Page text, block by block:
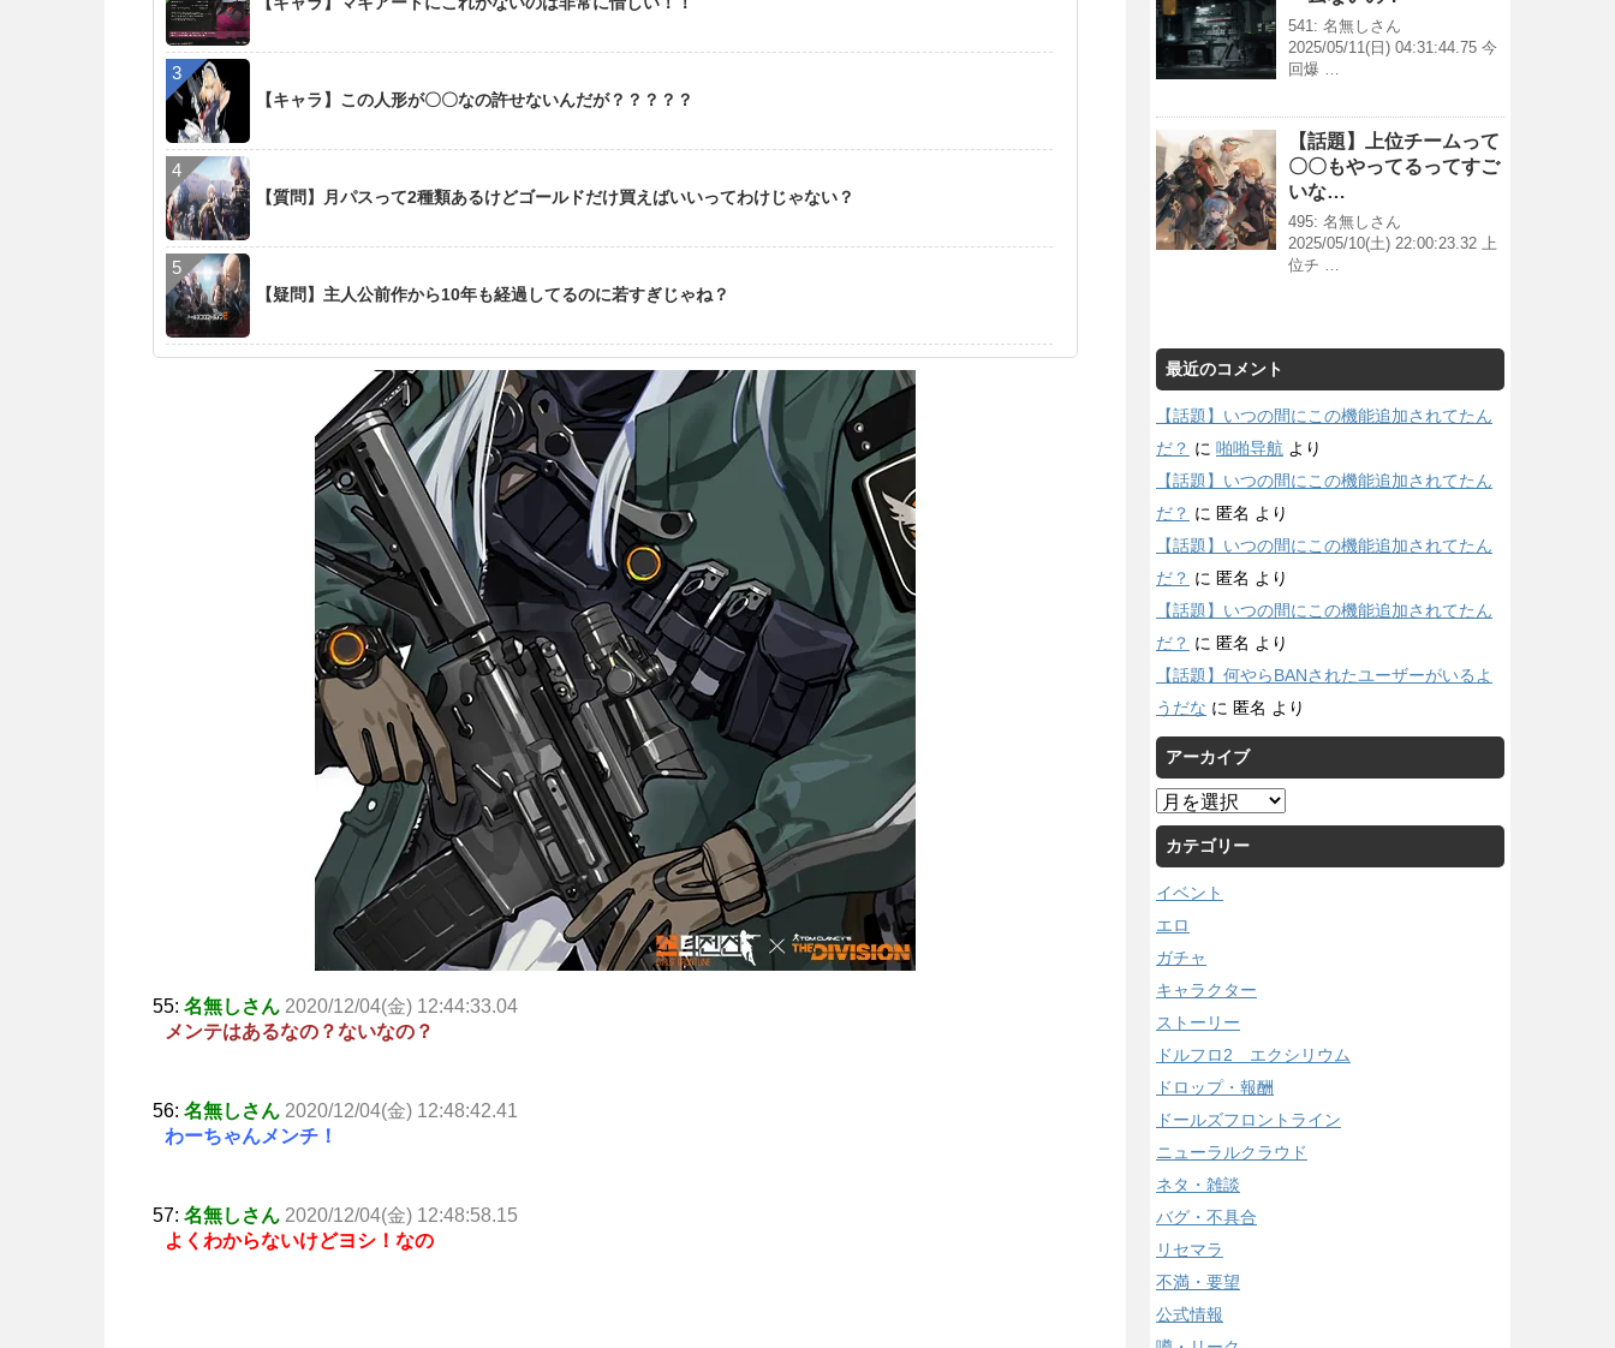
【キャラ】この人形が〇〇なの許せないんだが？？？？？
【質問】月パスって2種類あるけどゴールドだけ買えばいいってわけじゃない？
【疑問】主人公前作から10年も経過してるのに若すぎじゃね？
55: 名無しさん 2020/12/04(金) 12:44:33.04
メンテはあるなの？ないなの？
56: 名無しさん 2020/12/04(金) 12:48:42.41
わーちゃんメンチ！
57: 名無しさん 2020/12/04(金) 12:48:58.15
よくわからないけどヨシ！なの
541: 名無しさん
2025/05/11(日) 04:31:44.75 今
回爆 …
【話題】上位チームって
〇〇もやってるってすご
いな…
495: 名無しさん
2025/05/10(土) 22:00:23.32 上
位チ …
最近のコメント
【話題】いつの間にこの機能追加されてたん
だ？ に 啪啪导航 より
【話題】いつの間にこの機能追加されてたん
だ？ に 匿名 より
【話題】いつの間にこの機能追加されてたん
だ？ に 匿名 より
【話題】いつの間にこの機能追加されてたん
だ？ に 匿名 より
【話題】何やらBANされたユーザーがいるよ
うだな に 匿名 より
アーカイブ
ア
ー
カ
イ
ブ
カテゴリー
イベント
エロ
ガチャ
キャラクター
ストーリー
ドルフロ2 エクシリウム
ドロップ・報酬
ドールズフロントライン
ニューラルクラウド
ネタ・雑談
バグ・不具合
リセマラ
不満・要望
公式情報